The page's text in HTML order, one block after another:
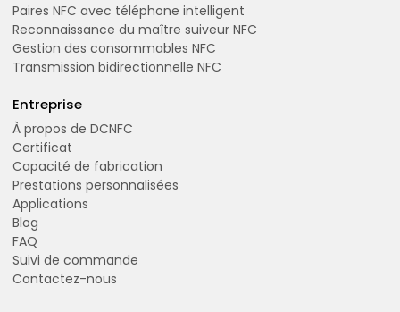
Paires NFC avec téléphone intelligent
Reconnaissance du maître suiveur NFC
Gestion des consommables NFC
Transmission bidirectionnelle NFC
Entreprise
À propos de DCNFC
Certificat
Capacité de fabrication
Prestations personnalisées
Applications
Blog
FAQ
Suivi de commande
Contactez-nous